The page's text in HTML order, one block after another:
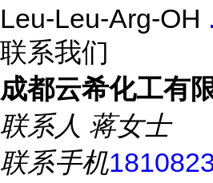
Leu-Leu-Arg-OH
联系我们
成都云希化工有
联系人 蒋女士
联系手机